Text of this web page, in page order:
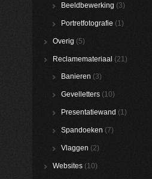
Beeldbewerking (3)
Portretfotografie (1)
Overig (5)
Reclamemateriaal (21)
Banieren (3)
Gevelletters (10)
Presentatiewand (1)
Spandoeken (7)
Vlaggen (2)
Websites (10)